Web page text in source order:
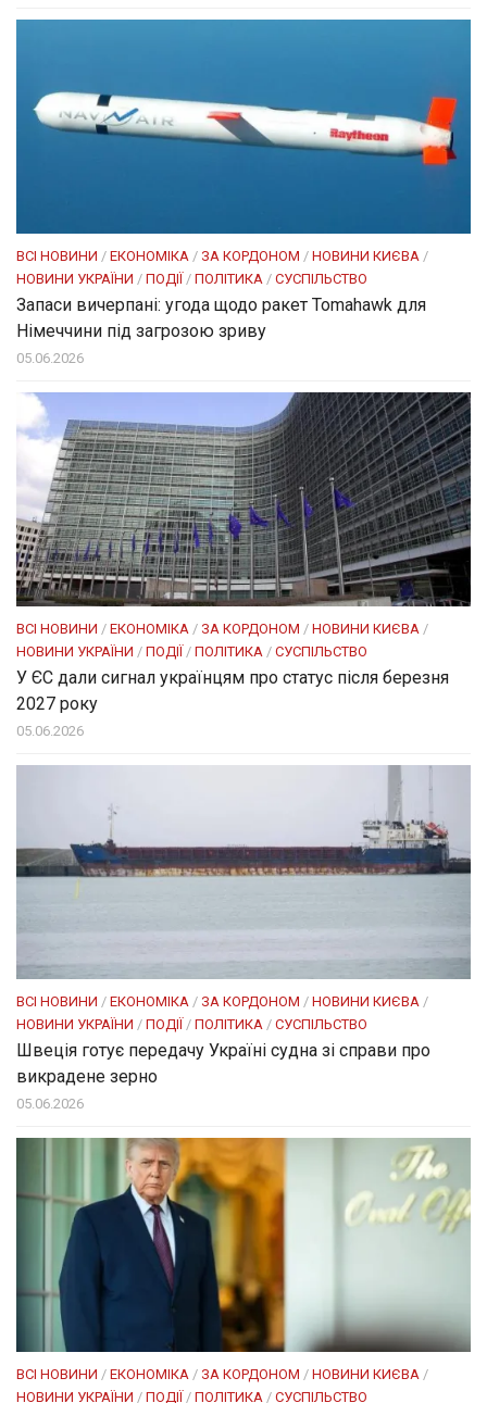
ВСІ НОВИНИ / ЕКОНОМІКА / ЗА КОРДОНОМ / НОВИНИ КИЄВА /
НОВИНИ УКРАЇНИ / ПОДІЇ/ ПОЛІТИКА / СУСПІЛЬСТВО
Запаси вичерпані: угода щодо ракет Tomahawk для
Німеччини під загрозою зриву
05.06.2026
ВСІ НОВИНИ / ЕКОНОМІКА / ЗА КОРДОНОМ / НОВИНИ КИЄВА /
НОВИНИ УКРАЇНИ / ПОДІЇ/ ПОЛІТИКА / СУСПІЛЬСТВО
У ЄС дали сигнал українцям про статус після березня
2027 року
05.06.2026
ВСІ НОВИНИ / ЕКОНОМІКА / ЗА КОРДОНОМ / НОВИНИ КИЄВА /
НОВИНИ УКРАЇНИ / ПОДІЇ/ ПОЛІТИКА / СУСПІЛЬСТВО
Швеція готує передачу Україні судна зі справи про
викрадене зерно
05.06.2026
ВСІ НОВИНИ / ЕКОНОМІКА / ЗА КОРДОНОМ / НОВИНИ КИЄВА /
НОВИНИ УКРАЇНИ / ПОДІЇ/ ПОЛІТИКА / СУСПІЛЬСТВО